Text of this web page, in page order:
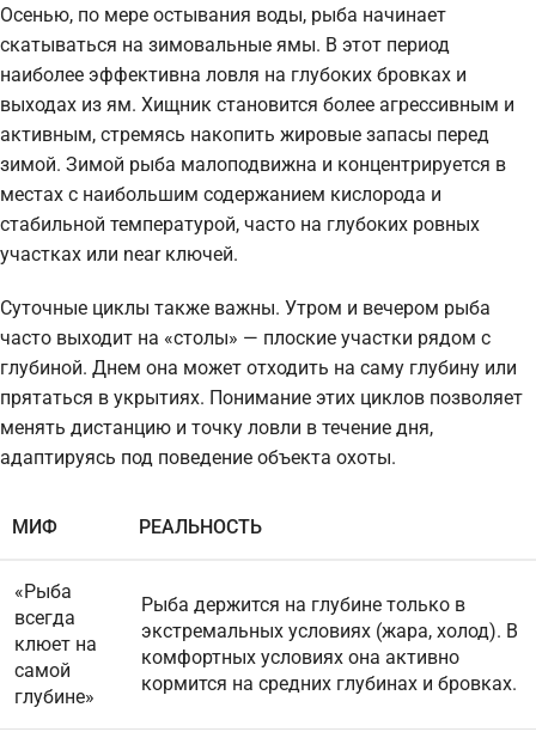
Осенью, по мере остывания воды, рыба начинает
скатываться на зимовальные ямы. В этот период
наиболее эффективна ловля на глубоких бровках и
выходах из ям. Хищник становится более агрессивным и
активным, стремясь накопить жировые запасы перед
зимой. Зимой рыба малоподвижна и концентрируется в
местах с наибольшим содержанием кислорода и
стабильной температурой, часто на глубоких ровных
участках или near ключей.
Суточные циклы также важны. Утром и вечером рыба
часто выходит на «столы» — плоские участки рядом с
глубиной. Днем она может отходить на саму глубину или
прятаться в укрытиях. Понимание этих циклов позволяет
менять дистанцию и точку ловли в течение дня,
адаптируясь под поведение объекта охоты.
МИФ РЕАЛЬНОСТЬ
«Рыба
всегда
клюет на
самой
глубине»
Рыба держится на глубине только в
экстремальных условиях (жара, холод). В
комфортных условиях она активно
кормится на средних глубинах и бровках.